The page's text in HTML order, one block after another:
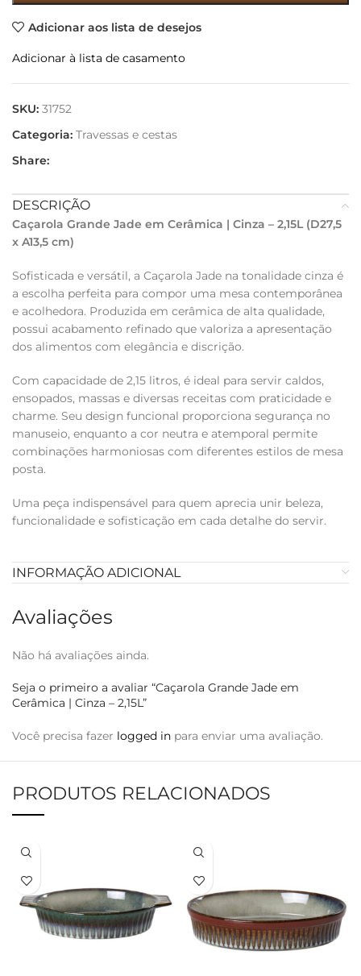
Adicionar aos lista de desejos
Adicionar à lista de casamento
SKU: 31752
Categoria: Travessas e cestas
Share:
DESCRIÇÃO
Caçarola Grande Jade em Cerâmica | Cinza – 2,15L (D27,5
x A13,5 cm)
Sofisticada e versátil, a Caçarola Jade na tonalidade cinza é
a escolha perfeita para compor uma mesa contemporânea
e acolhedora. Produzida em cerâmica de alta qualidade,
possui acabamento refinado que valoriza a apresentação
dos alimentos com elegância e discrição.
Com capacidade de 2,15 litros, é ideal para servir caldos,
ensopados, massas e diversas receitas com praticidade e
charme. Seu design funcional proporciona segurança no
manuseio, enquanto a cor neutra e atemporal permite
combinações harmoniosas com diferentes estilos de mesa
posta.
Uma peça indispensável para quem aprecia unir beleza,
funcionalidade e sofisticação em cada detalhe do servir.
INFORMAÇÃO ADICIONAL
Avaliações
Não há avaliações ainda.
Seja o primeiro a avaliar “Caçarola Grande Jade em
Cerâmica | Cinza – 2,15L”
Você precisa fazer logged in para enviar uma avaliação.
PRODUTOS RELACIONADOS